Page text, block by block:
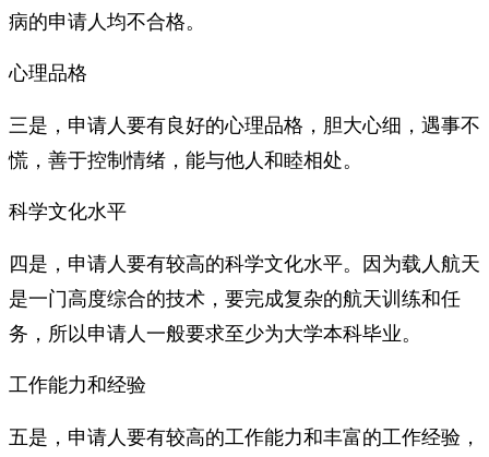
病的申请人均不合格。
心理品格
三是，申请人要有良好的心理品格，胆大心细，遇事不
慌，善于控制情绪，能与他人和睦相处。
科学文化水平
四是，申请人要有较高的科学文化水平。因为载人航天
是一门高度综合的技术，要完成复杂的航天训练和任
务，所以申请人一般要求至少为大学本科毕业。
工作能力和经验
五是，申请人要有较高的工作能力和丰富的工作经验，